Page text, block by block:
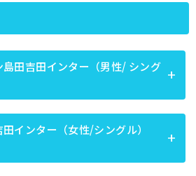
田吉田インター（男性/ シング
インター（女性/シングル）